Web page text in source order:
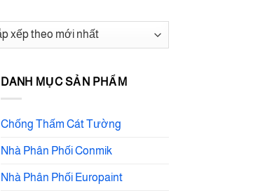
DANH MỤC SẢN PHẨM
Chống Thấm Cát Tường
Nhà Phân Phối Conmik
Nhà Phân Phối Europaint